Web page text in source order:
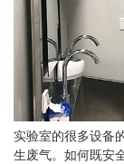
实验室的很多设备
生废气。如何既安